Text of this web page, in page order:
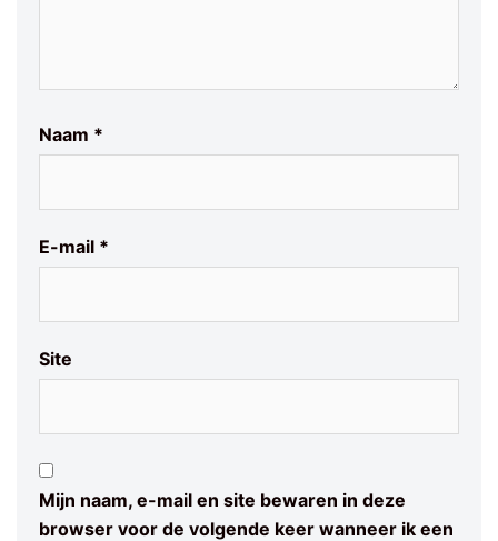
Naam *
E-mail *
Site
Mijn naam, e-mail en site bewaren in deze
browser voor de volgende keer wanneer ik een